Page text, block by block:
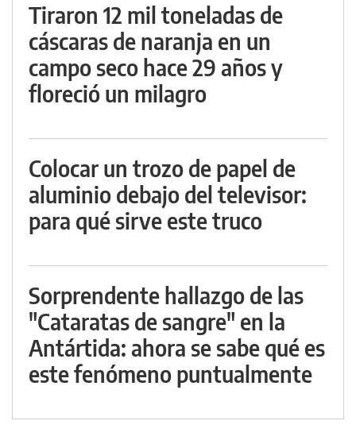
Tiraron 12 mil toneladas de
cáscaras de naranja en un
campo seco hace 29 años y
floreció un milagro
Colocar un trozo de papel de
aluminio debajo del televisor:
para qué sirve este truco
Sorprendente hallazgo de las
"Cataratas de sangre" en la
Antártida: ahora se sabe qué es
este fenómeno puntualmente